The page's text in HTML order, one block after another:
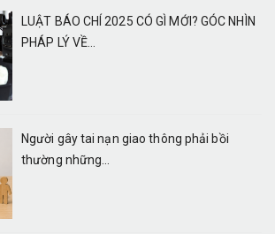
LUẬT BÁO CHÍ 2025 CÓ GÌ MỚI? GÓC NHÌN
PHÁP LÝ VỀ...
Người gây tai nạn giao thông phải bồi
thường những...